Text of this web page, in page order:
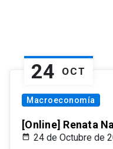
24 OCT
Macroeconomía
[Online] Renata
24 de Octubre de